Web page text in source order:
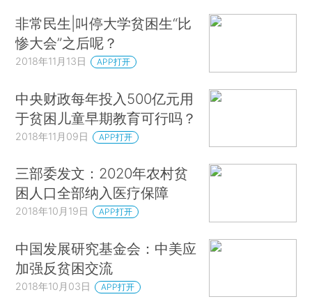
非常民生|叫停大学贫困生“比
惨大会”之后呢？
2018年11月13日 APP打开
中央财政每年投入500亿元用
于贫困儿童早期教育可行吗？
2018年11月09日 APP打开
三部委发文：2020年农村贫
困人口全部纳入医疗保障
2018年10月19日 APP打开
中国发展研究基金会：中美应
加强反贫困交流
2018年10月03日 APP打开